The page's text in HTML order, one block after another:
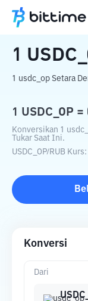
Beranda
1
1 usdc_op Setara
1 USDC_OP =
Konversikan 1
Tukar Saat Ini.
USDC_OP/RUB Kurs:
Konversi
Dari